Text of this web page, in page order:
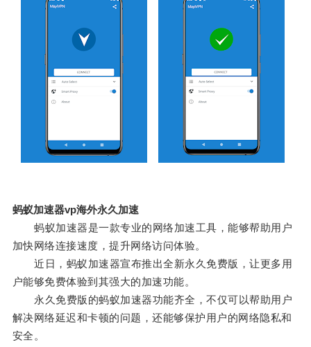
蚂蚁加速器vp海外永久加速
蚂蚁加速器是一款专业的网络加速工具，能够帮助用户
加快网络连接速度，提升网络访问体验。
近日，蚂蚁加速器宣布推出全新永久免费版，让更多用
户能够免费体验到其强大的加速功能。
永久免费版的蚂蚁加速器功能齐全，不仅可以帮助用户
解决网络延迟和卡顿的问题，还能够保护用户的网络隐私和
安全。